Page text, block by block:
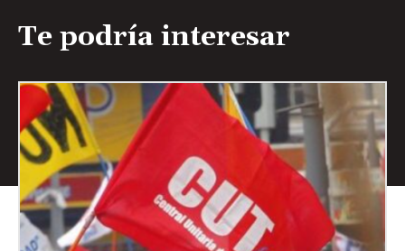
Te podría interesar